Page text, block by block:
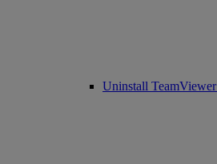
Uninstall